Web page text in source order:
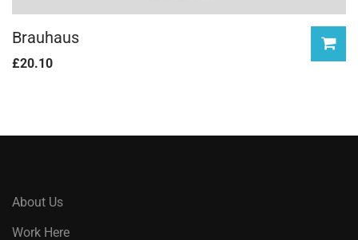
Brauhaus
£20.10
About Us
Work Here